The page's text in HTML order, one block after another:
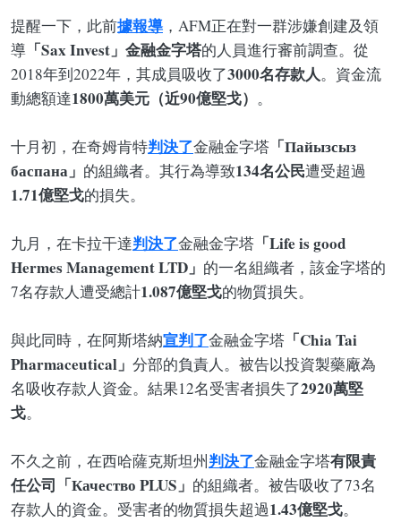
提醒一下，此前據報導 ，AFM正在對一群涉嫌創建及領
導 「Sax Invest」金融金字塔的人員進行審前調查。從
2018年到2022年，其成員吸收了3000名存款人。資金流
動總額達1800萬美元（近90億堅戈） 。
十月初，在奇姆肯特判決了金融金字塔 「Пайызсыз
баспана」 的組織者。其行為導致134名公民遭受超過
1.71億堅戈的損失。
九月，在卡拉干達判決了金融金字塔 「Life is good
Hermes Management LTD」 的一名組織者，該金字塔的
7名存款人遭受總計1.087億堅戈的物質損失。
與此同時，在阿斯塔納宣判了金融金字塔 「Chia Tai
Pharmaceutical」 分部的負責人。被告以投資製藥廠為
名吸收存款人資金。結果12名受害者損失了2920萬堅
戈。
不久之前，在西哈薩克斯坦州判決了金融金字塔有限責
任公司「Качество PLUS」 的組織者。被告吸收了73名
存款人的資金。受害者的物質損失超過1.43億堅戈。